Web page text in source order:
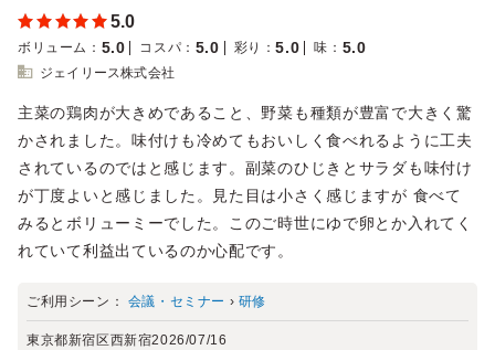
5.0
ボリューム ： 5.0 コスパ ： 5.0 彩り ：5.0 味 ： 5.0
ジェイリース株式会社
主菜の鶏肉が大きめであること、野菜も種類が豊富で大きく驚
かされました。味付けも冷めてもおいしく食べれるように工夫
されているのではと感じます。副菜のひじきとサラダも味付け
が丁度よいと感じました。見た目は小さく感じますが 食べて
みるとボリューミーでした。このご時世にゆで卵とか入れてく
れていて利益出ているのか心配です。
ご利用シーン： 会議・セミナー › 研修
東京都新宿区西新宿2026/07/16